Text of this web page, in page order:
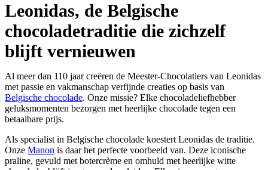
Leonidas, de Belgische
chocoladetraditie die zichzelf
blijft vernieuwen
Al meer dan 110 jaar creëren de Meester-Chocolatiers van Leonidas
met passie en vakmanschap verfijnde creaties op basis van
Belgische chocolade. Onze missie? Elke chocoladeliefhebber
geluksmomenten bezorgen met heerlijke chocolade tegen een
betaalbare prijs.
Als specialist in Belgische chocolade koestert Leonidas de traditie.
Onze Manon is daar het perfecte voorbeeld van. Deze iconische
praline, gevuld met botercrème en omhuld met heerlijke witte